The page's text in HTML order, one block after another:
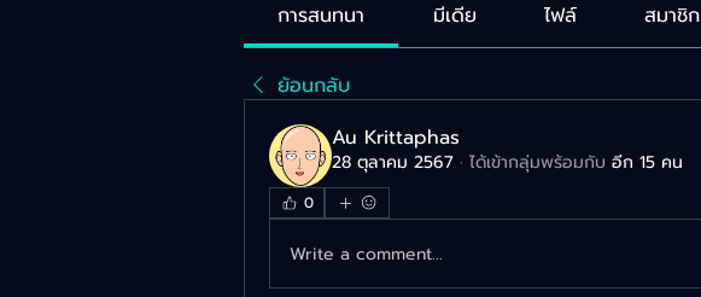
การสนทนา มีเดีย ไฟล์ สมาชิก
ย้อนกลับ
Au Krittaphas
28 ตุลาคม 2567 · ได้เข้ากลุ่มพร้อมกับ อีก 15 คน
0
Write a comment...